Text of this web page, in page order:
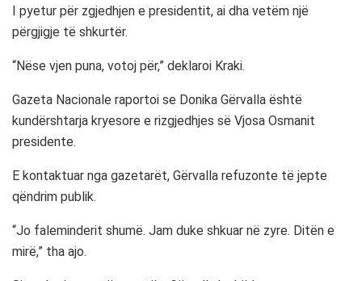
I pyetur për zgjedhjen e presidentit, ai dha vetëm një
përgjigje të shkurtër.
“Nëse vjen puna, votoj për,” deklaroi Kraki.
Gazeta Nacionale raportoi se Donika Gërvalla është
kundërshtarja kryesore e rizgjedhjes së Vjosa Osmanit
presidente.
E kontaktuar nga gazetarët, Gërvalla refuzonte të jepte
qëndrim publik.
“Jo faleminderit shumë. Jam duke shkuar në zyre. Ditën e
mirë,” tha ajo.